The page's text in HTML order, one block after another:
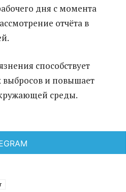
дня с момента
отчёта в
способствует
и повышает
среды.